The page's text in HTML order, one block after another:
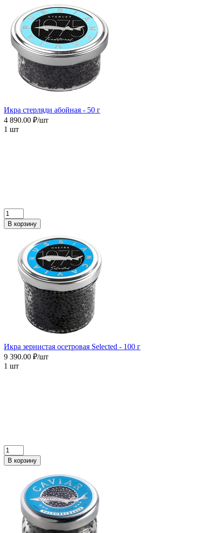
Икра cтерляди абойная - 50 г
4 890.00 ₽/шт
1 шт
В корзину
Икра зернистая осетровая Selected - 100 г
9 390.00 ₽/шт
1 шт
В корзину